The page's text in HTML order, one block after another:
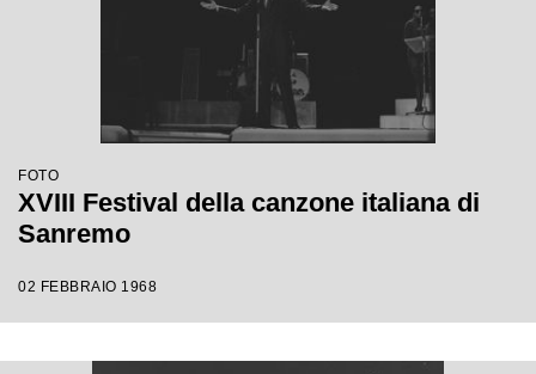
FOTO
XVIII Festival della canzone italiana di
Sanremo
02 FEBBRAIO 1968